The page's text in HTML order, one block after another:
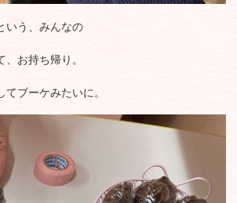
いう、みんなの
お持ち帰り。
ブーケみたいに。